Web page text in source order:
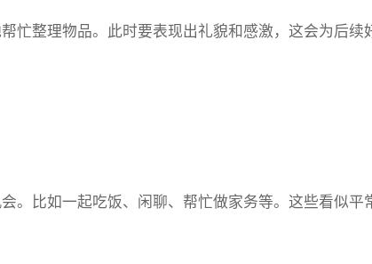
忙整理物品。此时要表现出礼貌和感激，这会为后续
。比如一起吃饭、闲聊、帮忙做家务等。这些看似平